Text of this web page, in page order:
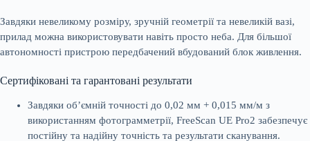
Завдяки невеликому розміру, зручній геометрії та невеликій вазі,
прилад можна використовувати навіть просто неба. Для більшої
автономності пристрою передбачений вбудований блок живлення.
Сертифіковані та гарантовані результати
Завдяки об’ємній точності до 0,02 мм + 0,015 мм/м з
використанням фотограмметрії, FreeScan UE Pro2 забезпечує
постійну та надійну точність та результати сканування.